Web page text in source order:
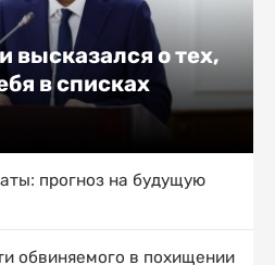
высказался о тех,
в списках
прогноз на будущую
обвиняемого в похищении